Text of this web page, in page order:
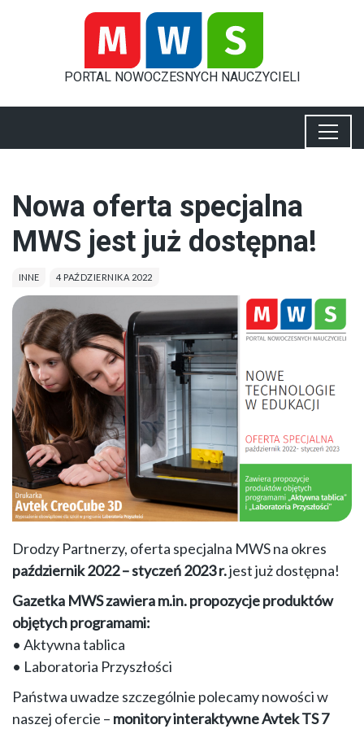
PORTAL NOWOCZESNYCH NAUCZYCIELI
Nowa oferta specjalna
MWS jest już dostępna!
INNE 4 PAŹDZIERNIKA 2022
Drodzy Partnerzy, oferta specjalna MWS na okres
październik 2022 – styczeń 2023r.jest już dostępna!
Gazetka MWS zawiera m.in. propozycje produktów
objętych programami:
• Aktywna tablica
• Laboratoria Przyszłości
Państwa uwadze szczególnie polecamy nowości w
naszej ofercie – monitory interaktywne Avtek TS 7